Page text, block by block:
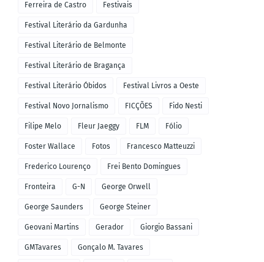
Ferreira de Castro Festivais
Festival Literário da Gardunha
Festival Literário de Belmonte
Festival Literário de Bragança
Festival Literário Óbidos Festival Livros a Oeste
Festival Novo Jornalismo FICÇÕES Fido Nesti
Filipe Melo Fleur Jaeggy FLM Fólio
Foster Wallace Fotos Francesco Matteuzzi
Frederico Lourenço Frei Bento Domingues
Fronteira G-N George Orwell
George Saunders George Steiner
Geovani Martins Gerador Giorgio Bassani
GMTavares Gonçalo M. Tavares